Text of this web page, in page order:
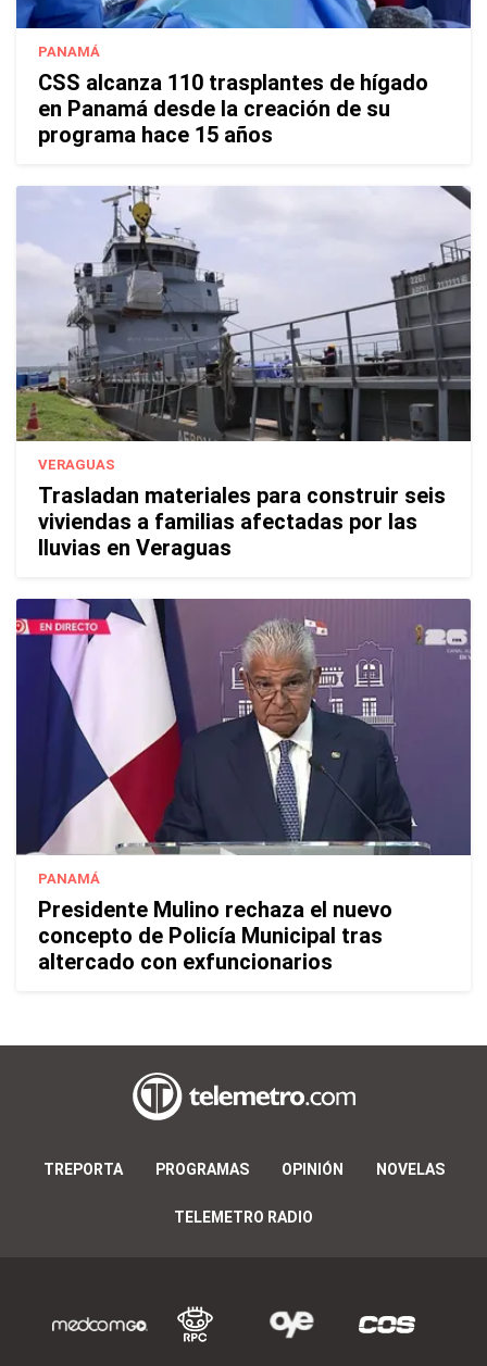
PANAMÁ
CSS alcanza 110 trasplantes de hígado
en Panamá desde la creación de su
programa hace 15 años
VERAGUAS
Trasladan materiales para construir seis
viviendas a familias afectadas por las
lluvias en Veraguas
PANAMÁ
Presidente Mulino rechaza el nuevo
concepto de Policía Municipal tras
altercado con exfuncionarios
TREPORTA PROGRAMAS OPINIÓN NOVELAS
TELEMETRO RADIO